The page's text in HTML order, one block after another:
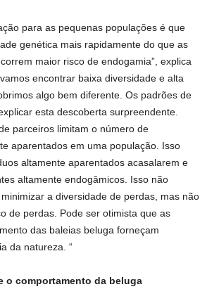
para as pequenas populações é que
genética mais rapidamente do que as
maior risco de endogamia”, explica
encontrar baixa diversidade e alta
algo bem diferente. Os padrões de
esta descoberta surpreendente.
parceiros limitam o número de
aparentados em uma população. Isso
altamente aparentados acasalarem e
altamente endogâmicos. Isso não
a diversidade de perdas, mas não
de perdas. Pode ser otimista que as
das baleias beluga forneçam
da natureza. “
o comportamento da beluga